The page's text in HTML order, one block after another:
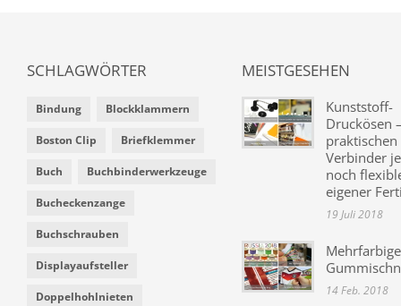
SCHLAGWÖRTER
Bindung Blockklammern
Boston Clip Briefklemmer
Buch Buchbinderwerkzeuge
Bucheckenzange
Buchschrauben
Displayaufsteller
Doppelhohlnieten
MEISTGESEHEN
Kunststoff-
Druckösen
praktischen
Verbinder
noch
eigener
19 Juli 2018
Mehrfarbige
14 Feb. 2018